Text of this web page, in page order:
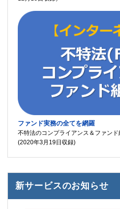
ファンド実務の全てを網羅
不特法のコンプライアンス＆ファン
(2020年3月19日収録)
新サービスのお知らせ